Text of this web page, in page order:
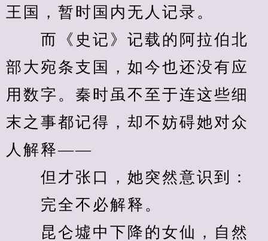
王国，暂时国内无人记录。
而《史记》记载的阿拉伯北
部大宛条支国，如今也还没有应
用数字。秦时虽不至于连这些细
末之事都记得，却不妨碍她对众
人解释——
但才张口，她突然意识到：
完全不必解释。
昆仑墟中下降的女仙，自然